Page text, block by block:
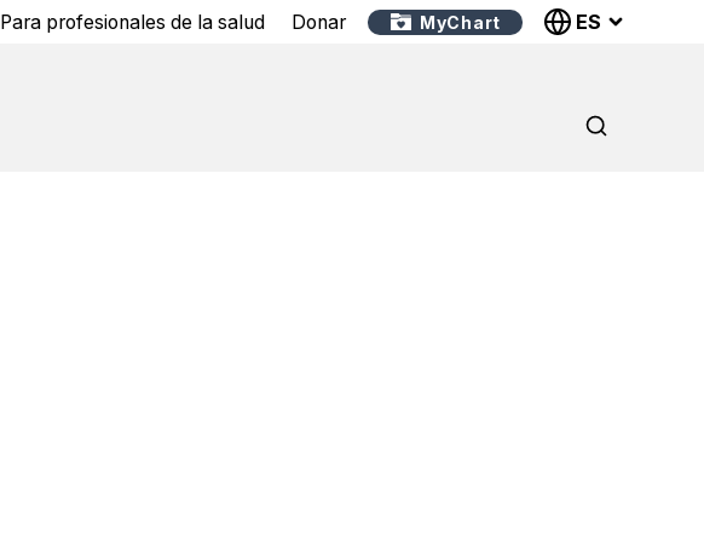
Para profesionales de la salud Donar MyChart ES